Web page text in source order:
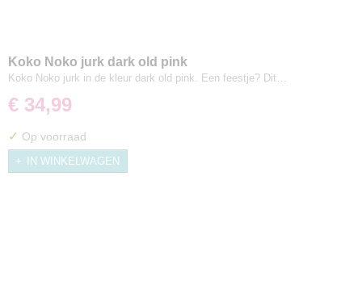
Koko Noko jurk dark old pink
Koko Noko jurk in de kleur dark old pink. Een feestje? Dit…
€ 34,99
✓ Op voorraad
IN WINKELWAGEN